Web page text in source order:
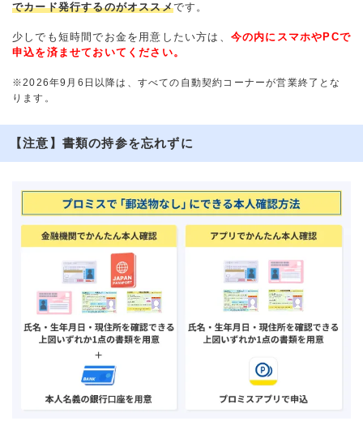
でカード発行するのがオススメです。
少しでも短時間でお金を用意したい方は、 今の内にスマホやPCで
申込を済ませておいてください。
※2026年9月6日以降は、すべての自動契約コーナーが営業終了とな
ります。
【注意】書類の持参を忘れずに